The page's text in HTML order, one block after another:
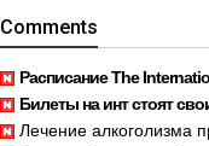
Comments
Расписание The International
Билеты на инт стоят своих
Лечение алкоголизма прошло